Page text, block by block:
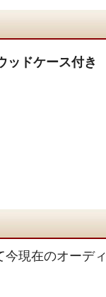
ッドケース付き
現在のオーディ